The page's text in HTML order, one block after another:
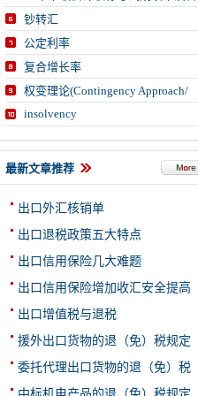
钞转汇
公定利率
复合增长率
权变理论(Contingency Approach/
insolvency
最新文章推荐
出口外汇核销单
出口退税政策五大特点
出口信用保险几大难题
出口信用保险增加收汇安全提高
出口增值税与退税
援外出口货物的退（免）税规定
委托代理出口货物的退（免）税